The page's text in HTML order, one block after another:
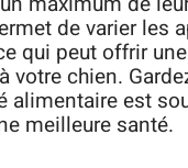
de varier les
qui peut offrir
votre chien.
alimentaire est
meilleure santé.